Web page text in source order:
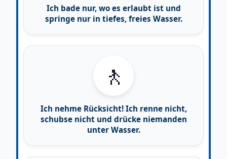
Ich bade nur, wo es erlaubt ist und
springe nur in tiefes, freies Wasser.
🚶
Ich nehme Rücksicht! Ich renne nicht,
schubse nicht und drücke niemanden
unter Wasser.